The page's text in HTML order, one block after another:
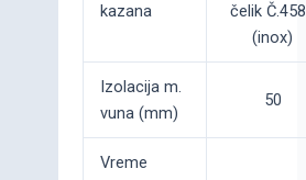
kazana
čelik
(inox)
Izolacija m.
vuna (mm)
50
Vreme